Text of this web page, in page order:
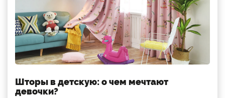
Шторы в детскую: о чем мечтают
девочки?